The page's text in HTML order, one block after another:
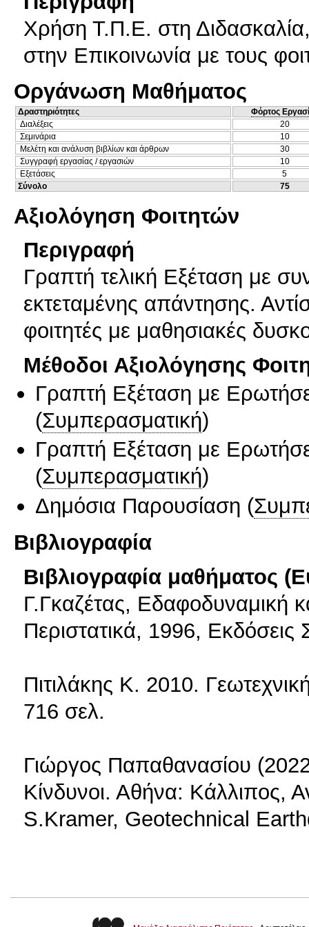
Χρήση Τ.Π.Ε. στη
στην Επικοινωνία με τους
Οργάνωση Μαθήματος
Δραστηριότητες
Φόρτος
Διαλέξεις
20
Σεμινάρια
10
Μελέτη και ανάλυση βιβλίων και άρθρων
30
Συγγραφή εργασίας / εργασιών
10
Εξετάσεις
5
Σύνολο
75
Αξιολόγηση Φοιτητών
Περιγραφή
Γραπτή τελική Εξέταση με
εκτεταμένης απάντησης.
φοιτητές με μαθησιακές
Μέθοδοι Αξιολόγησης
Γραπτή Εξέταση με
(Συμπερασματική)
Γραπτή Εξέταση με
(Συμπερασματική)
Δημόσια Παρουσίαση (
Βιβλιογραφία
Βιβλιογραφία μαθήματος
Γ.Γκαζέτας, Εδαφοδυναμική
Περιστατικά, 1996,
Πιτιλάκης Κ. 2010.
716 σελ.
Γιώργος Παπαθανασίου
Κίνδυνοι. Αθήνα: Κάλλιπος,
S.Kramer, Geotechnical